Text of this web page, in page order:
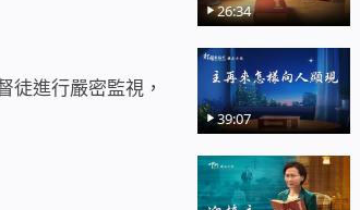
徒進行嚴密監視，
方打探後，立馬
妹能否擺脫中共
26:34
39:07